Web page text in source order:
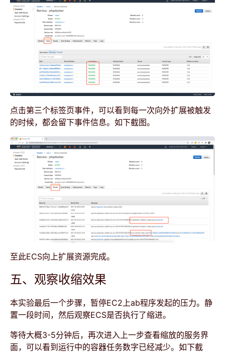
点击第三个标签页事件，可以看到每一次向外扩展被触发
的时候，都会留下事件信息。如下截图。
至此ECS向上扩展资源完成。
五、观察收缩效果
本实验最后一个步骤，暂停EC2上ab程序发起的压力。静
置一段时间，然后观察ECS是否执行了缩进。
等待大概3-5分钟后，再次进入上一步查看缩放的服务界
面，可以看到运行中的容器任务数字已经减少。如下截